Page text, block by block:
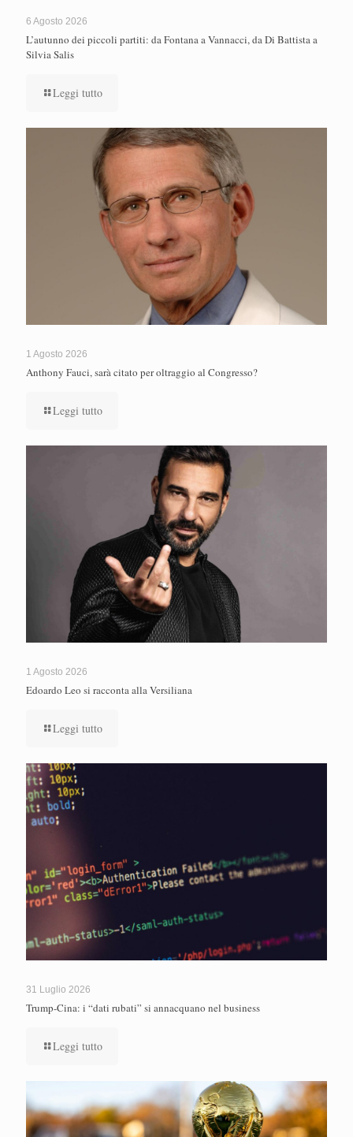
6 Agosto 2026
L’autunno dei piccoli partiti: da Fontana a Vannacci, da Di Battista a
Silvia Salis
Leggi tutto
1 Agosto 2026
Anthony Fauci, sarà citato per oltraggio al Congresso?
Leggi tutto
1 Agosto 2026
Edoardo Leo si racconta alla Versiliana
Leggi tutto
31 Luglio 2026
Trump-Cina: i “dati rubati” si annacquano nel business
Leggi tutto